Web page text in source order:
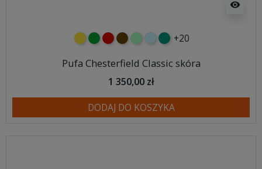
visibility
żółtyzielonyczerwony
czekoladowy
miętowybłękitny
turkusowy
+20
Pufa Chesterfield Classic skóra
1 350,00 zł
DODAJ DO KOSZYKA